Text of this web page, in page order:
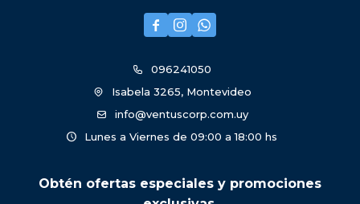
  
096241050
Isabela 3265, Montevideo
info@ventuscorp.com.uy
Lunes a Viernes de 09:00 a 18:00 hs
Obtén ofertas especiales y promociones